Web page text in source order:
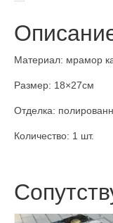
Материал: мрамор
Размер: 18×27см
Отделка:
Количество: 1 шт.